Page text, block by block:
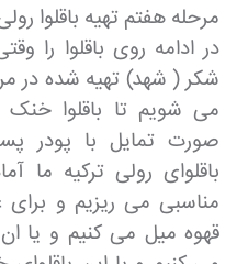
مرحله هفتم تهیه باقلوا
در ادامه روی باقلوا را
شکر ( شهد) تهیه شده در
می شویم تا باقلوا
صورت تمایل با پودر
باقلوای رولی ترکیه
مناسبی می ریزیم و برای
قهوه میل می کنیم و یا